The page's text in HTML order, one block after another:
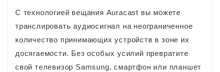
С технологией вещания Auracast вы можете
транслировать аудиосигнал на неограниченное
количество принимающих устройств в зоне их
досягаемости. Без особых усилий превратите
свой телевизор Samsung, смартфон или планшет